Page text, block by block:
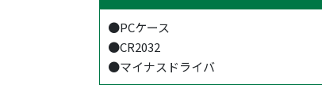
●PCケース
●CR2032
●マイナスドライバ